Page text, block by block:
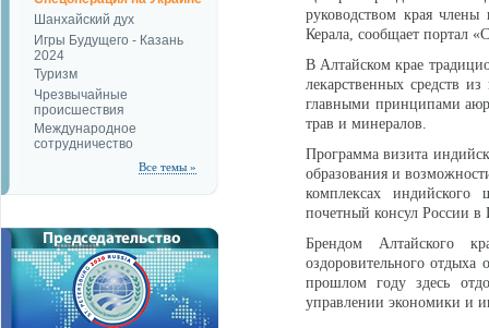
Шанхайский дух
Игры Будущего - Казань
2024
Туризм
Чрезвычайные
происшествия
Международное
сотрудничество
Все темы »
руководством края
Керала, сообщает портал
В Алтайском крае
лекарственных средств
главными принципами
трав и минералов.
Программа визита
образования и
комплексах индийского
почетный консул России
Брендом Алтайского
оздоровительного
прошлом году здесь
управлении экономики и